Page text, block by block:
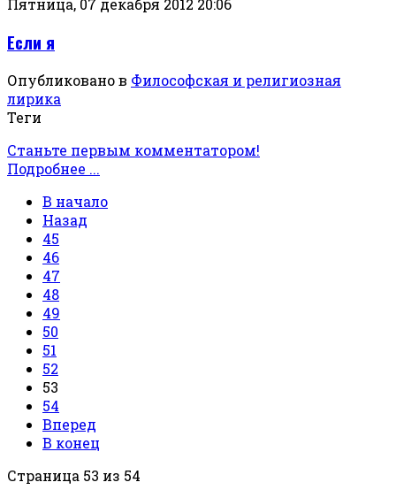
Пятница, 07 декабря 2012 20:06
Если я
Опубликовано в Философская и религиозная
лирика
Теги
Станьте первым комментатором!
Подробнее ...
В начало
Назад
45
46
47
48
49
50
51
52
53
54
Вперед
В конец
Страница 53 из 54